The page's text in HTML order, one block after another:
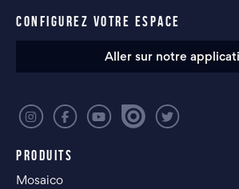
PRODUITS
Mosaico
CONFIGUREZ VOTRE ESPACE
Aller sur notre